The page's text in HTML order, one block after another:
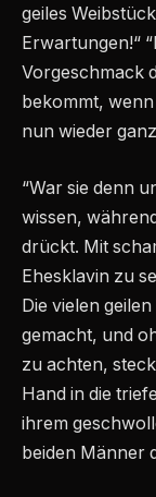
geiles
Erwartungen!“
Vorgeschmack
bekommt,
nun wieder
“War sie denn
wissen,
drückt. Mit
Ehesklavin zu
Die vielen
gemacht, und
zu achten,
Hand in die
ihrem
beiden Männer